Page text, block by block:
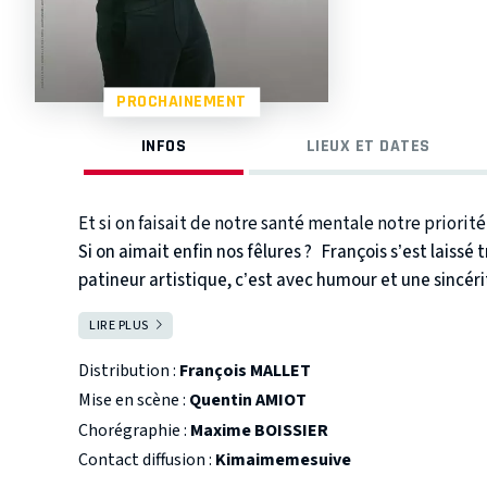
PROCHAINEMENT
INFOS LIEUX ET DATES
Et si on faisait de notre santé mentale notre priorité
Si on aimait enfin nos fêlures ? François s’est
patineur artistique, c’est avec humour et une
coups d’éclat.
personnages tendres ou détonnants qui font rire
toujours plus soi. Vous y retrouverez sûrement des
votre histoire. Dans les deux cas, n’agissez pas seul.e.
passer la lumière !
LIRE PLUS
Distribution : François MALLET
Mise en scène : Quentin AMIOT
Chorégraphie : Maxime BOISSIER
Contact diffusion : Kimaimemesuive